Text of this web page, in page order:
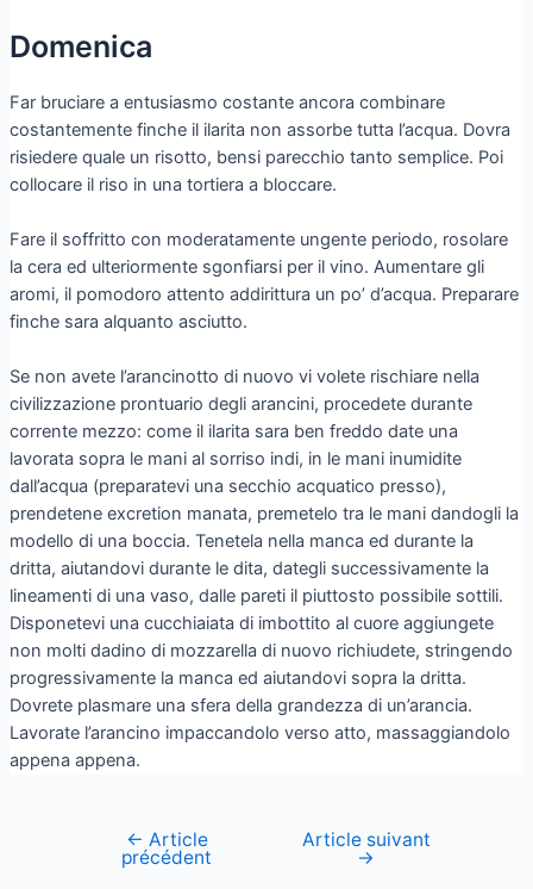
Domenica
Far bruciare a entusiasmo costante ancora combinare
costantemente finche il ilarita non assorbe tutta l’acqua. Dovra
risiedere quale un risotto, bensi parecchio tanto semplice. Poi
collocare il riso in una tortiera a bloccare.
Fare il soffritto con moderatamente ungente periodo, rosolare
la cera ed ulteriormente sgonfiarsi per il vino. Aumentare gli
aromi, il pomodoro attento addirittura un po’ d’acqua. Preparare
finche sara alquanto asciutto.
Se non avete l’arancinotto di nuovo vi volete rischiare nella
civilizzazione prontuario degli arancini, procedete durante
corrente mezzo: come il ilarita sara ben freddo date una
lavorata sopra le mani al sorriso indi, in le mani inumidite
dall’acqua (preparatevi una secchio acquatico presso),
prendetene excretion manata, premetelo tra le mani dandogli la
modello di una boccia. Tenetela nella manca ed durante la
dritta, aiutandovi durante le dita, dategli successivamente la
lineamenti di una vaso, dalle pareti il piuttosto possibile sottili.
Disponetevi una cucchiaiata di imbottito al cuore aggiungete
non molti dadino di mozzarella di nuovo richiudete, stringendo
progressivamente la manca ed aiutandovi sopra la dritta.
Dovrete plasmare una sfera della grandezza di un’arancia.
Lavorate l’arancino impaccandolo verso atto, massaggiandolo
appena appena.
← Article
précédent
Article suivant
→